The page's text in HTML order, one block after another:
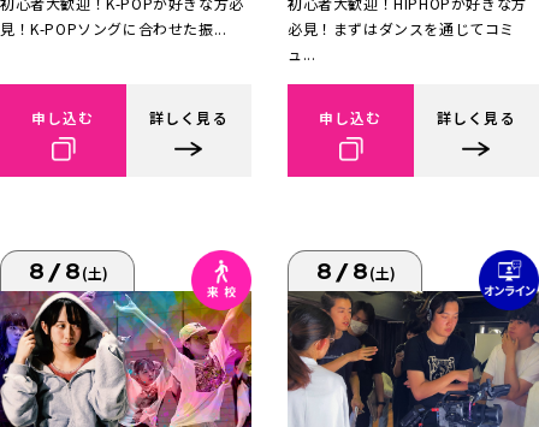
見！K-POPソングに合わせた振...
申し込む 詳しく見る
必見！まずはダンスを通じてコミ
ュ...
申し込む 詳しく見る
8/8(土) 8/8(土)